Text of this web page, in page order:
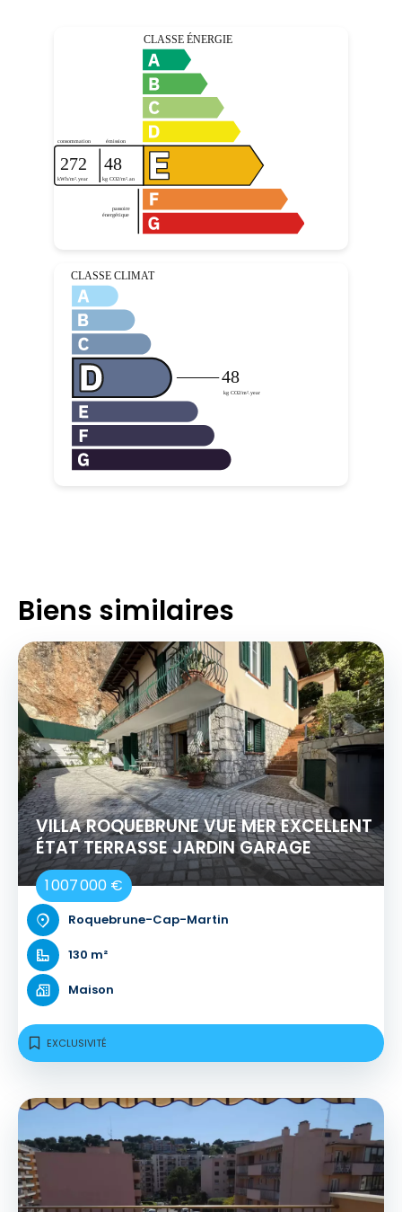
Biens similaires
VILLA ROQUEBRUNE VUE MER EXCELLENT
ÉTAT TERRASSE JARDIN GARAGE
1 007 000 €
Roquebrune-Cap-Martin
130 m²
Maison
EXCLUSIVITÉ